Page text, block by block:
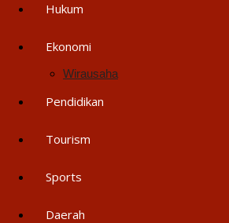
Hukum
Ekonomi
Wirausaha
Pendidikan
Tourism
Sports
Daerah